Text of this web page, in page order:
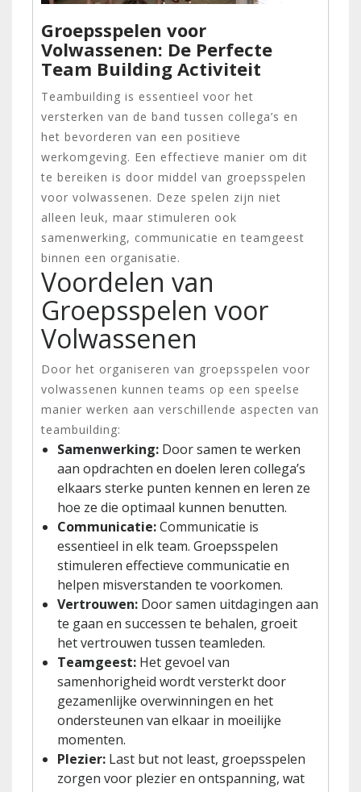
Groepsspelen voor
Volwassenen: De Perfecte
Team Building Activiteit
Teambuilding is essentieel voor het
versterken van de band tussen collega’s en
het bevorderen van een positieve
werkomgeving. Een effectieve manier om dit
te bereiken is door middel van groepsspelen
voor volwassenen. Deze spelen zijn niet
alleen leuk, maar stimuleren ook
samenwerking, communicatie en teamgeest
binnen een organisatie.
Voordelen van
Groepsspelen voor
Volwassenen
Door het organiseren van groepsspelen voor
volwassenen kunnen teams op een speelse
manier werken aan verschillende aspecten van
teambuilding:
Samenwerking: Door samen te werken
aan opdrachten en doelen leren collega’s
elkaars sterke punten kennen en leren ze
hoe ze die optimaal kunnen benutten.
Communicatie:Communicatie is
essentieel in elk team. Groepsspelen
stimuleren effectieve communicatie en
helpen misverstanden te voorkomen.
Vertrouwen: Door samen uitdagingen aan
te gaan en successen te behalen, groeit
het vertrouwen tussen teamleden.
Teamgeest: Het gevoel van
samenhorigheid wordt versterkt door
gezamenlijke overwinningen en het
ondersteunen van elkaar in moeilijke
momenten.
Plezier: Last but not least, groepsspelen
zorgen voor plezier en ontspanning, wat